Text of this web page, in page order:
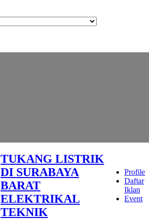
TUKANG LISTRIK
DI SURABAYA
BARAT
ELEKTRIKAL
TEKNIK
Profile
Daftar
Iklan
Event